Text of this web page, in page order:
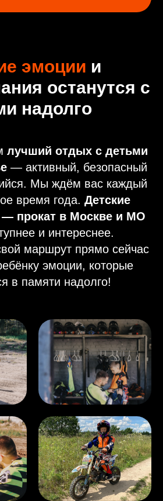
эмоции и
останутся с
надолго
лучший отдых с детьми
— активный, безопасный
Мы ждём вас каждый
время года. Детские
прокат в Москве и МО
и интереснее.
маршрут прямо сейчас
эмоции, которые
в памяти надолго!